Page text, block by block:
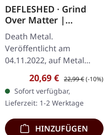
DEFLESHED · Grind
Over Matter |
GOLD/SILVER LP
Death Metal.
Veröffentlicht am
04.11.2022, auf Metal
Blade Records.
Gold/Silber Splatter-Vinyl
mit Insert, Download-
Code, limitiert auf 300
Exemplare…
Verkaufspreis:
20,69 € Regulärer Preis:
22,99 €(-10%)
Sofort verfügbar,
Lieferzeit: 1-2 Werktage
HINZUFÜGEN